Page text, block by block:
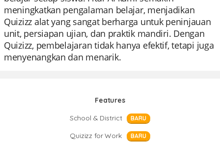
meningkatkan pengalaman belajar, menjadikan
Quizizz alat yang sangat berharga untuk peninjauan
unit, persiapan ujian, dan praktik mandiri. Dengan
Quizizz, pembelajaran tidak hanya efektif, tetapi juga
menyenangkan dan menarik.
Features
School & District
BARU
Quizizz for Work BARU